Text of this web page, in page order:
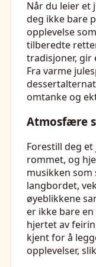
Når du leier et
deg ikke bare
opplevelse
tilberedte
tradisjoner, gir
Fra varme
omtanke og
Atmosfære
Forestill deg
rommet, og
musikken
langbordet,
øyeblikkene
er ikke bare
hjertet av
kjent for å
opplevelser,